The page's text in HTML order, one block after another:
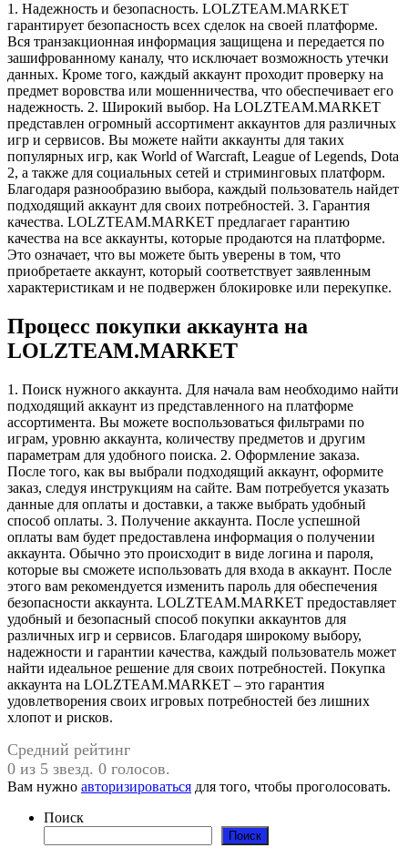
1. Надежность и безопасность. LOLZTEAM.MARKET
гарантирует безопасность всех сделок на своей платформе.
Вся транзакционная информация защищена и передается по
зашифрованному каналу, что исключает возможность утечки
данных. Кроме того, каждый аккаунт проходит проверку на
предмет воровства или мошенничества, что обеспечивает его
надежность. 2. Широкий выбор. На LOLZTEAM.MARKET
представлен огромный ассортимент аккаунтов для различных
игр и сервисов. Вы можете найти аккаунты для таких
популярных игр, как World of Warcraft, League of Legends, Dota
2, а также для социальных сетей и стриминговых платформ.
Благодаря разнообразию выбора, каждый пользователь найдет
подходящий аккаунт для своих потребностей. 3. Гарантия
качества. LOLZTEAM.MARKET предлагает гарантию
качества на все аккаунты, которые продаются на платформе.
Это означает, что вы можете быть уверены в том, что
приобретаете аккаунт, который соответствует заявленным
характеристикам и не подвержен блокировке или перекупке.
Процесс покупки аккаунта на
LOLZTEAM.MARKET
1. Поиск нужного аккаунта. Для начала вам необходимо найти
подходящий аккаунт из представленного на платформе
ассортимента. Вы можете воспользоваться фильтрами по
играм, уровню аккаунта, количеству предметов и другим
параметрам для удобного поиска. 2. Оформление заказа.
После того, как вы выбрали подходящий аккаунт, оформите
заказ, следуя инструкциям на сайте. Вам потребуется указать
данные для оплаты и доставки, а также выбрать удобный
способ оплаты. 3. Получение аккаунта. После успешной
оплаты вам будет предоставлена информация о получении
аккаунта. Обычно это происходит в виде логина и пароля,
которые вы сможете использовать для входа в аккаунт. После
этого вам рекомендуется изменить пароль для обеспечения
безопасности аккаунта. LOLZTEAM.MARKET предоставляет
удобный и безопасный способ покупки аккаунтов для
различных игр и сервисов. Благодаря широкому выбору,
надежности и гарантии качества, каждый пользователь может
найти идеальное решение для своих потребностей. Покупка
аккаунта на LOLZTEAM.MARKET – это гарантия
удовлетворения своих игровых потребностей без лишних
хлопот и рисков.
Средний рейтинг
0 из 5 звезд. 0 голосов.
Вам нужно авторизироваться для того, чтобы проголосовать.
Поиск
Поиск